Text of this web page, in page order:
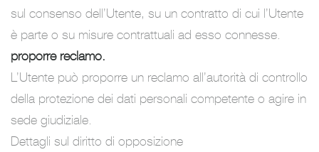
sul consenso dell’Utente, su un contratto di cui l’Utente
è parte o su misure contrattuali ad esso connesse.
proporre reclamo.
L’Utente può proporre un reclamo all’autorità di controllo
della protezione dei dati personali competente o agire in
sede giudiziale.
Dettagli sul diritto di opposizione